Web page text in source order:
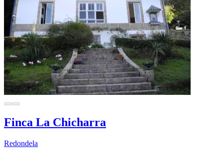
Finca La Chicharra
Redondela